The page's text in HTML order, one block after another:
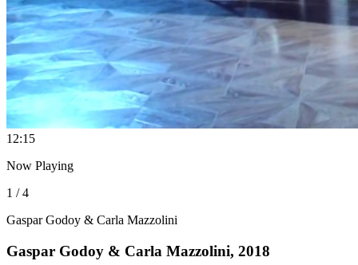
1 2:15
Now Playing
1 / 4
Gaspar Godoy & Carla Mazzolini
Gaspar Godoy & Carla Mazzolini, 2018